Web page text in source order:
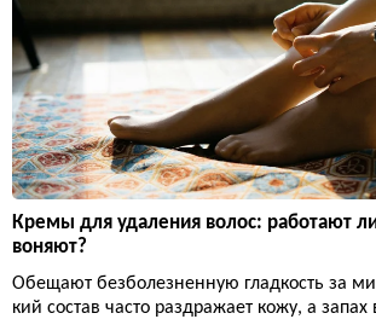
Кремы для удаления волос: работают
воняют?
Обещают безболезненную гладкость за
кий состав часто раздражает кожу, а запах